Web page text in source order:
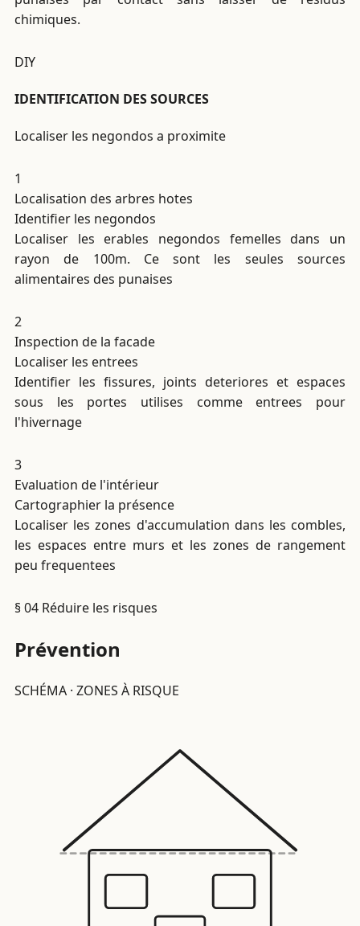
chimiques.
DIY
IDENTIFICATION DES SOURCES
Localiser les negondos a proximite
1
Localisation des arbres hotes
Identifier les negondos
Localiser les erables negondos femelles dans un
rayon de 100m. Ce sont les seules sources
alimentaires des punaises
2
Inspection de la facade
Localiser les entrees
Identifier les fissures, joints deteriores et espaces
sous les portes utilises comme entrees pour
l'hivernage
3
Evaluation de l'intérieur
Cartographier la présence
Localiser les zones d'accumulation dans les combles,
les espaces entre murs et les zones de rangement
peu frequentees
§ 04 Réduire les risques
Prévention
SCHÉMA · ZONES À RISQUE